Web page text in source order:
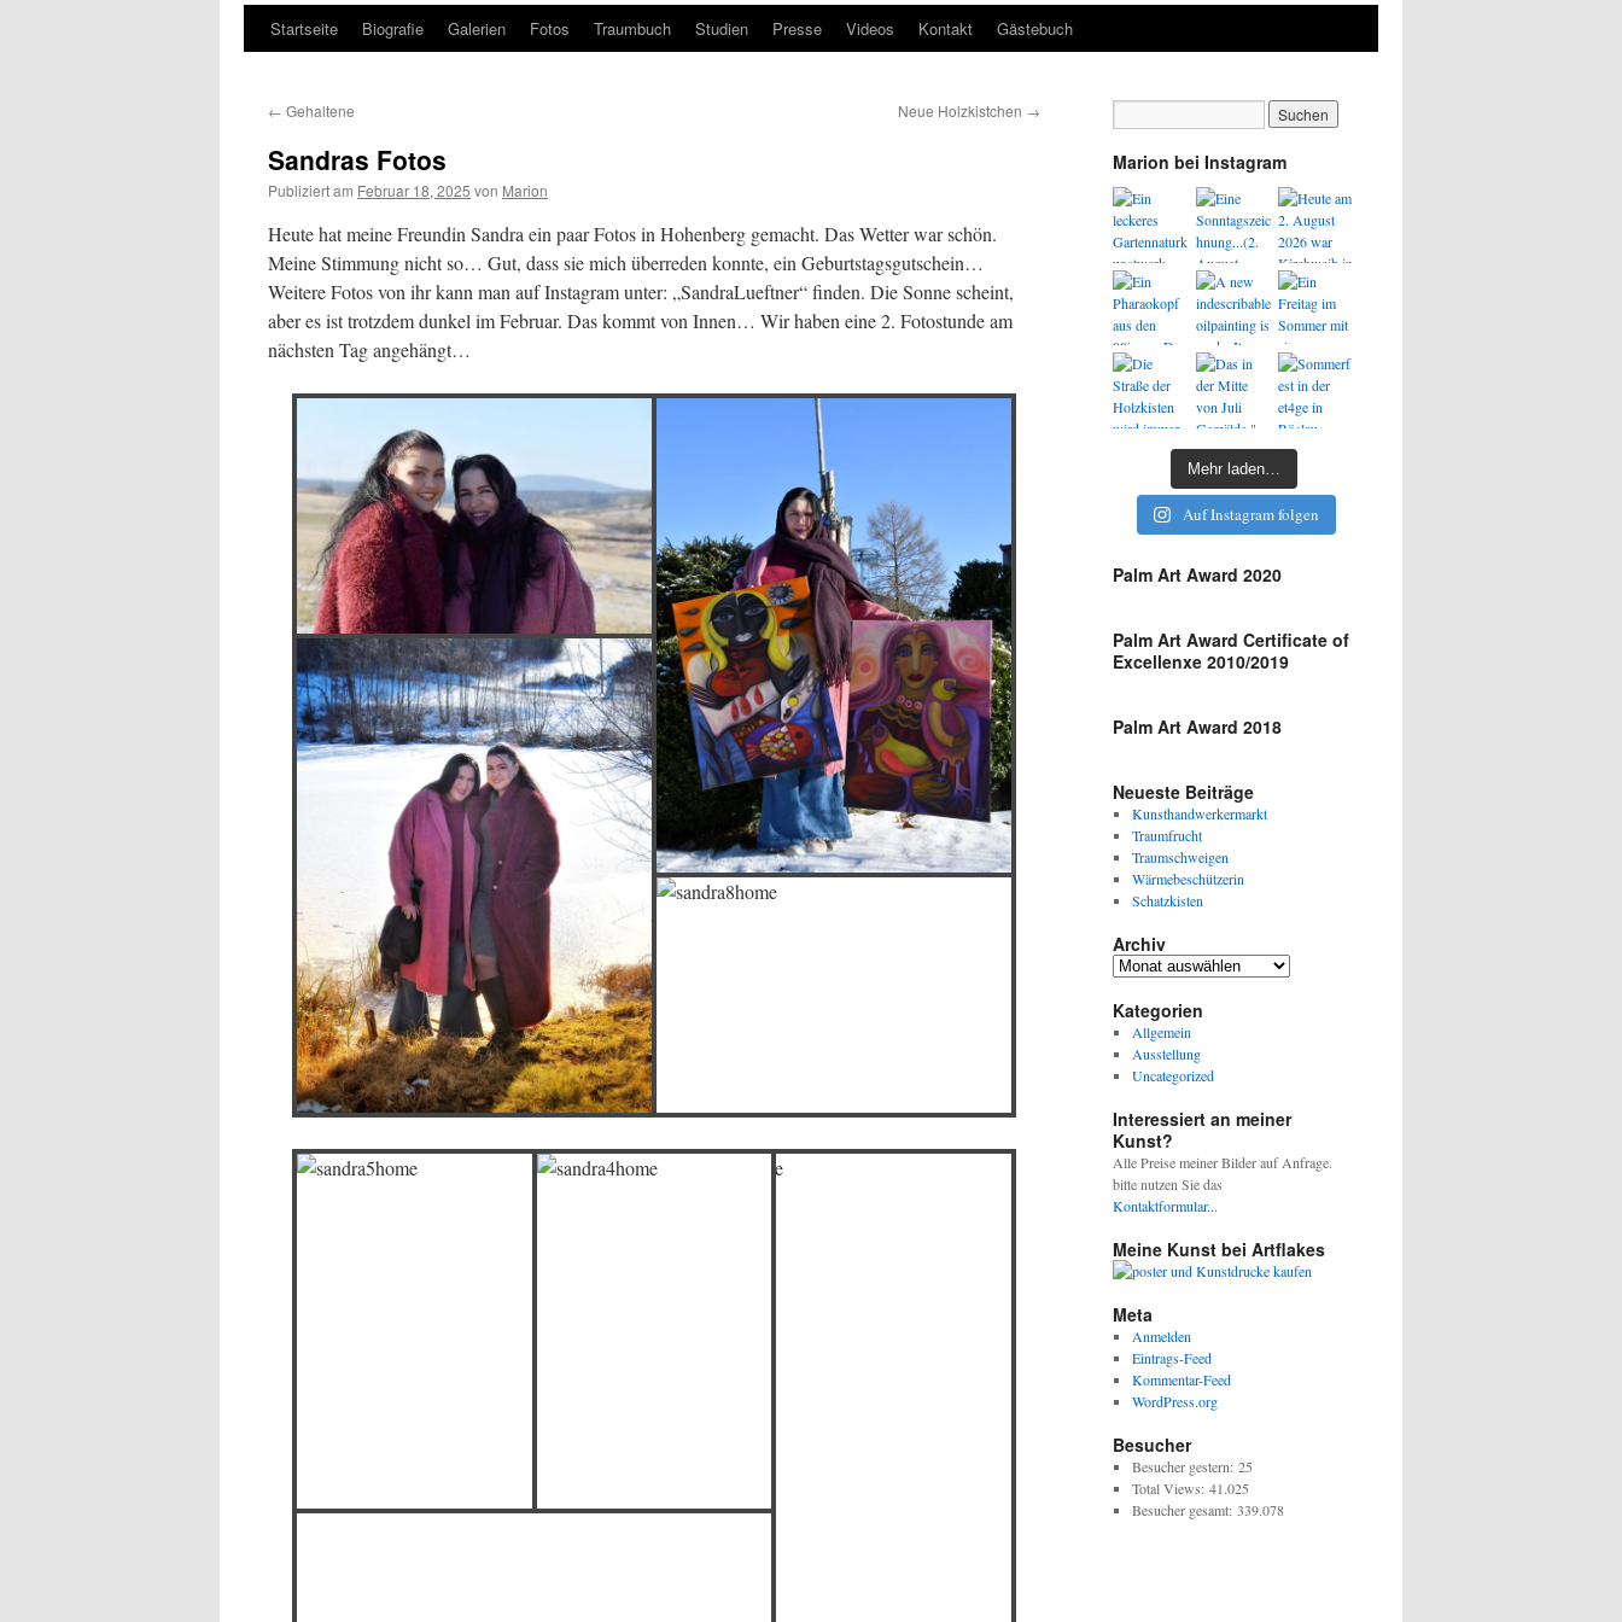
Zum
springen
Startseite Biografie Galerien Fotos Traumbuch Studien Presse Videos Kontakt Gästebuch
← Gehaltene Neue Holzkistchen →
Sandras Fotos
Publiziert am Februar 18, 2025 von Marion
Heute hat meine Freundin Sandra ein paar Fotos in Hohenberg gemacht. Das Wetter war schön.
Meine Stimmung nicht so… Gut, dass sie mich überreden konnte, ein Geburtstagsgutschein…
Weitere Fotos von ihr kann man auf Instagram unter: „SandraLueftner“ finden. Die Sonne scheint,
aber es ist trotzdem dunkel im Februar. Das kommt von Innen… Wir haben eine 2. Fotostunde am
nächsten Tag angehängt…
Marion bei Instagram
Mehr laden…
Auf Instagram folgen
Palm Art Award 2020
Palm Art Award Certificate of
Excellenxe 2010/2019
Palm Art Award 2018
Neueste Beiträge
Kunsthandwerkermarkt
Traumfrucht
Traumschweigen
Wärmebeschützerin
Schatzkisten
Archiv
Archiv
Kategorien
Allgemein
Ausstellung
Uncategorized
Interessiert an meiner
Kunst?
Alle Preise meiner Bilder auf Anfrage.
bitte nutzen Sie das
Kontaktformular...
Meine Kunst bei Artflakes
Meta
Anmelden
Eintrags-Feed
Kommentar-Feed
WordPress.org
Besucher
Besucher gestern: 25
Total Views: 41.025
Besucher gesamt: 339.078